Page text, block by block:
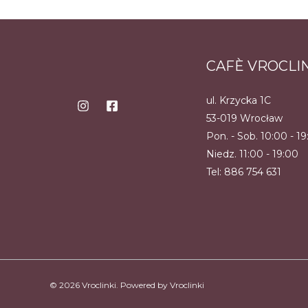
CAFÈ
ul. Krzycka 1C
53-019 Wrocław
Pon. - Sob. 10:00 -
Niedz. 11:00 - 19:00
Tel: 886 754 631
© 2026 Vroclinki. Powered by Vroclinki